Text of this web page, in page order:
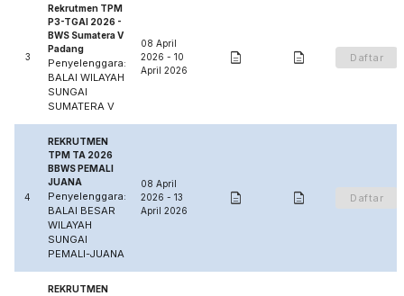
3
Rekrutmen TPM
P3-TGAI 2026 -
BWS Sumatera V
Padang
Penyelenggara:
BALAI WILAYAH
SUNGAI
SUMATERA V
08 April
2026 - 10
April 2026
  Daftar
4
REKRUTMEN
TPM TA 2026
BBWS PEMALI
JUANA
Penyelenggara:
BALAI BESAR
WILAYAH
SUNGAI
PEMALI-JUANA
08 April
2026 - 13
April 2026
  Daftar
REKRUTMEN